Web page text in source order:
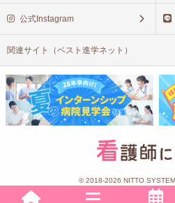
公式Instagram
関連サイト（ベスト進学ネット）
© 2018-2026 NITTO